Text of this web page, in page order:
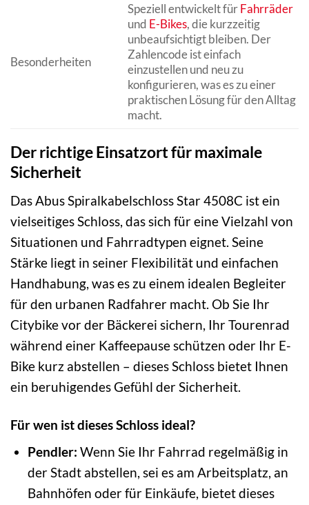
Besonderheiten
Speziell entwickelt fürFahrräder
und E-Bikes, die kurzzeitig
unbeaufsichtigt bleiben. Der
Zahlencode ist einfach
einzustellen und neu zu
konfigurieren, was es zu einer
praktischen Lösung für den Alltag
macht.
Der richtige Einsatzort für maximale
Sicherheit
Das Abus Spiralkabelschloss Star 4508C ist ein
vielseitiges Schloss, das sich für eine Vielzahl von
Situationen und Fahrradtypen eignet. Seine
Stärke liegt in seiner Flexibilität und einfachen
Handhabung, was es zu einem idealen Begleiter
für den urbanen Radfahrer macht. Ob Sie Ihr
Citybike vor der Bäckerei sichern, Ihr Tourenrad
während einer Kaffeepause schützen oder Ihr E-
Bike kurz abstellen – dieses Schloss bietet Ihnen
ein beruhigendes Gefühl der Sicherheit.
Für wen ist dieses Schloss ideal?
Pendler: Wenn Sie Ihr Fahrrad regelmäßig in
der Stadt abstellen, sei es am Arbeitsplatz, an
Bahnhöfen oder für Einkäufe, bietet dieses